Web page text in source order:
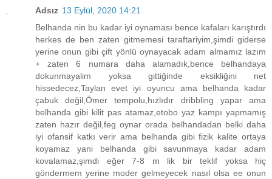
Adsız 13 Eylül, 2020 14:21
Belhanda nin bu kadar iyi oynaması bence kafaları karıştırdı
herkes de ben zaten gitmemesi taraftariyim,şimdi giderse
yerine onun gibi çift yönlü oynayacak adam almamız lazım
+ zaten 6 numara daha alamadık,bence belhandaya
dokunmayalim yoksa gittiğinde eksikliğini net
hissedecez,Taylan evet iyi oyuncu ama belhanda kadar
çabuk değil,Ömer tempolu,hızlıdır dribbling yapar ama
belhanda gibi kilit pas atamaz,etobo yaz kampı yapmamış
zaten hazır değil,feg oynar orada belhandadan belki daha
iyi ofansif katkı verir ama belhanda gibi fizik kalite ortaya
koyamaz yani belhanda gibi savunmaya kadar adam
kovalamaz,şimdi eğer 7-8 m lik bir teklif yoksa hiç
göndermem yerine moder gelmeyecek nasıl olsa ee onun